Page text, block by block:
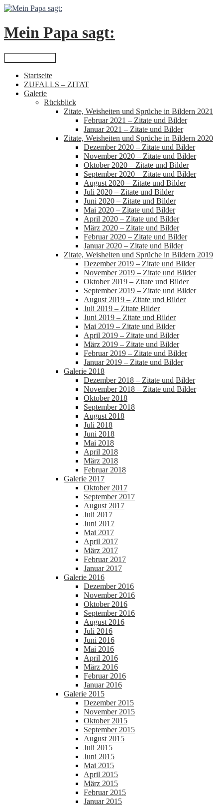
Zum
springen
Mein Papa sagt:
Suchen
Startseite
ZUFALLS – ZITAT
Galerie
Rückblick
Zitate, Weisheiten und Sprüche in Bildern 2021
Februar 2021 – Zitate und Bilder
Januar 2021 – Zitate und Bilder
Zitate, Weisheiten und Sprüche in Bildern 2020
Dezember 2020 – Zitate und Bilder
November 2020 – Zitate und Bilder
Oktober 2020 – Zitate und Bilder
September 2020 – Zitate und Bilder
August 2020 – Zitate und Bilder
Juli 2020 – Zitate und Bilder
Juni 2020 – Zitate und Bilder
Mai 2020 – Zitate und Bilder
April 2020 – Zitate und Bilder
März 2020 – Zitate und Bilder
Februar 2020 – Zitate und Bilder
Januar 2020 – Zitate und Bilder
Zitate, Weisheiten und Sprüche in Bildern 2019
Dezember 2019 – Zitate und Bilder
November 2019 – Zitate und Bilder
Oktober 2019 – Zitate und Bilder
September 2019 – Zitate und Bilder
August 2019 – Zitate und Bilder
Juli 2019 – Zitate Bilder
Juni 2019 – Zitate und Bilder
Mai 2019 – Zitate und Bilder
April 2019 – Zitate und Bilder
März 2019 – Zitate und Bilder
Februar 2019 – Zitate und Bilder
Januar 2019 – Zitate und Bilder
Galerie 2018
Dezember 2018 – Zitate und Bilder
November 2018 – Zitate und Bilder
Oktober 2018
September 2018
August 2018
Juli 2018
Juni 2018
Mai 2018
April 2018
März 2018
Februar 2018
Galerie 2017
Oktober 2017
September 2017
August 2017
Juli 2017
Juni 2017
Mai 2017
April 2017
März 2017
Februar 2017
Januar 2017
Galerie 2016
Dezember 2016
November 2016
Oktober 2016
September 2016
August 2016
Juli 2016
Juni 2016
Mai 2016
April 2016
März 2016
Februar 2016
Januar 2016
Galerie 2015
Dezember 2015
November 2015
Oktober 2015
September 2015
August 2015
Juli 2015
Juni 2015
Mai 2015
April 2015
März 2015
Februar 2015
Januar 2015